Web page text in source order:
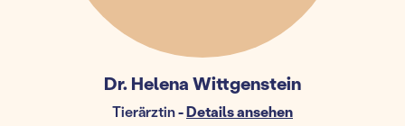
Dr. Helena Wittgenstein
Tierärztin-Details ansehen